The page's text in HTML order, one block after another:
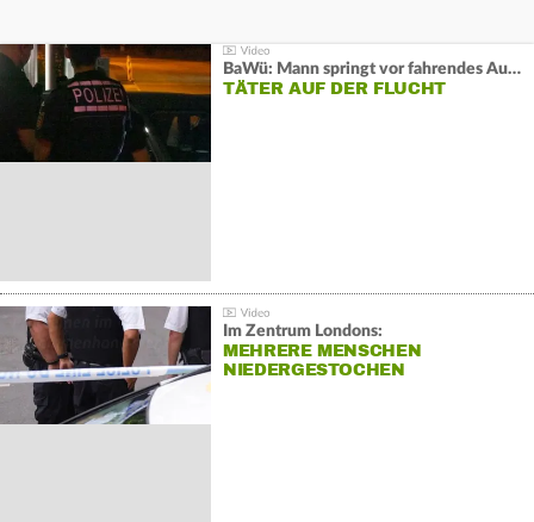
BaWü: Mann springt vor fahrendes Auto und schießt
TÄTER AUF DER FLUCHT
Im Zentrum Londons:
MEHRERE MENSCHEN
NIEDERGESTOCHEN